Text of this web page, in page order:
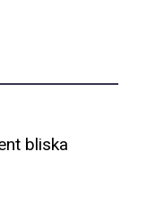
bliska